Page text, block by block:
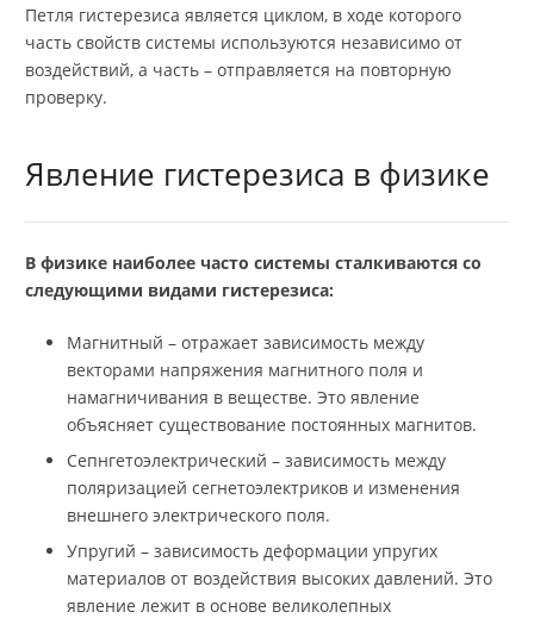
Петля гистерезиса является циклом, в ходе которого
часть свойств системы используются независимо от
воздействий, а часть – отправляется на повторную
проверку.
Явление гистерезиса в физике
В физике наиболее часто системы сталкиваются со
следующими видами гистерезиса:
Магнитный – отражает зависимость между
векторами напряжения магнитного поля и
намагничивания в веществе. Это явление
объясняет существование постоянных магнитов.
Сепнгетоэлектрический – зависимость между
поляризацией сегнетоэлектриков и изменения
внешнего электрического поля.
Упругий – зависимость деформации упругих
материалов от воздействия высоких давлений. Это
явление лежит в основе великолепных